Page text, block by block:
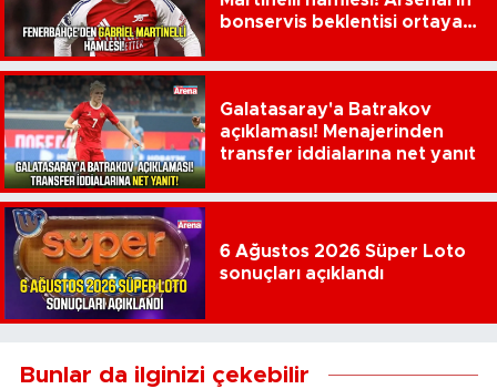
bonservis beklentisi ortaya
Galatasaray'a Batrakov
açıklaması! Menajerinden
transfer iddialarına net yanıt
6 Ağustos 2026 Süper Loto
sonuçları açıklandı
Bunlar da ilginizi çekebilir